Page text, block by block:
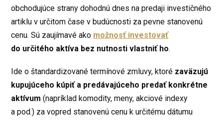
obchodujúce strany dohodnú dnes na predaji investičného
artiklu v určitom čase v budúcnosti za pevne stanovenú
cenu. Sú zaujímavé ako možnosť investovať
do určitého aktíva bez nutnosti vlastniť ho.
Ide o štandardizované termínové zmluvy, ktoré zaväzujú
kupujúceho kúpiť a predávajúceho predať konkrétne
aktívum (napríklad komodity, meny, akciové indexy
a pod.) za vopred stanovenú cenu k určitému dátumu